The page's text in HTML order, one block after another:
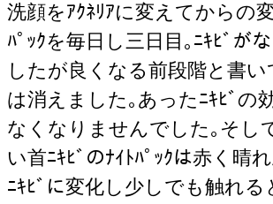
洗顔をｱｸﾈﾘｱに変えてからの
ﾊﾟｯｸを毎日し三日目｡ﾆｷﾋﾞが
したが良くなる前段階と書
は消えました｡あったﾆｷﾋﾞの
なくなりませんでした｡そし
い首ﾆｷﾋﾞのﾅｲﾄﾊﾟｯｸは赤く晴
ﾆｷﾋﾞに変化し少しでも触れ